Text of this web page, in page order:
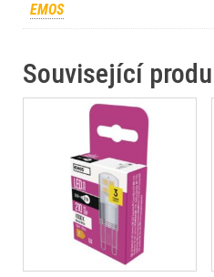
EMOS
Související